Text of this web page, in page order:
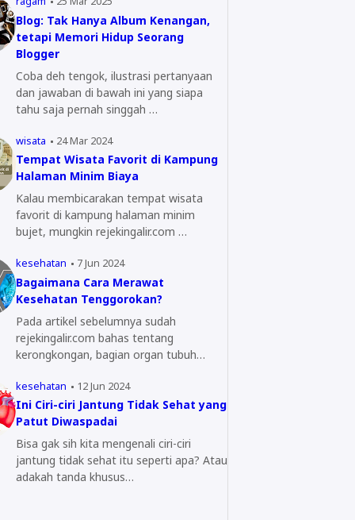
Blog: Tak Hanya Album Kenangan,
tetapi Memori Hidup Seorang
Blogger
Coba deh tengok, ilustrasi pertanyaan
dan jawaban di bawah ini yang siapa
tahu saja pernah singgah …
wisata 24 Mar 2024
Tempat Wisata Favorit di Kampung
Halaman Minim Biaya
Kalau membicarakan tempat wisata
favorit di kampung halaman minim
bujet, mungkin rejekingalir.com …
kesehatan 7 Jun 2024
Bagaimana Cara Merawat
Kesehatan Tenggorokan?
Pada artikel sebelumnya sudah
rejekingalir.com bahas tentang
kerongkongan, bagian organ tubuh
kesehatan 12 Jun 2024
Ini Ciri-ciri Jantung Tidak Sehat yang
Patut Diwaspadai
Bisa gak sih kita mengenali ciri-ciri
jantung tidak sehat itu seperti apa? Atau
adakah tanda khusus…